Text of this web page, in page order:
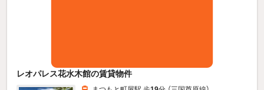
レオパレス花水木館の賃貸物件